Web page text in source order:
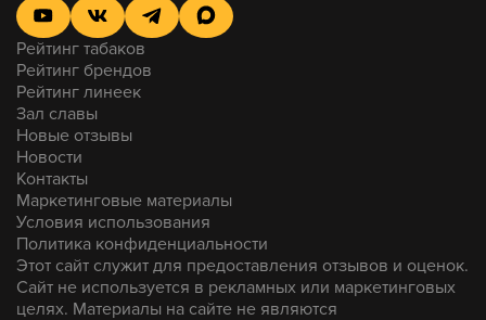
Рейтинг табаков
Рейтинг брендов
Рейтинг линеек
Зал славы
Новые отзывы
Новости
Контакты
Маркетинговые материалы
Условия использования
Политика конфиденциальности
Этот сайт служит для предоставления отзывов и оценок.
Сайт не используется в рекламных или маркетинговых
целях. Материалы на сайте не являются